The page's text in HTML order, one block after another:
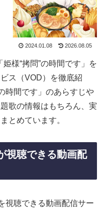
2024.01.08 2026.08.05
様“拷問”の時間です」を
ス（VOD）を徹底紹
時間です」のあらすじや
歌の情報はもちろん、実
とめています。
視聴できる動画配
視聴できる動画配信サー